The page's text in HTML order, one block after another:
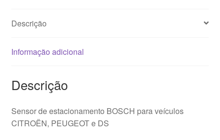
Descrição
Informação adicional
Descrição
Sensor de estacionamento BOSCH para veículos
CITROËN, PEUGEOT e DS